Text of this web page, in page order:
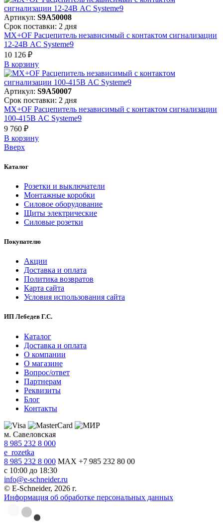
Артикул: S9A50008
Срок поставки: 2 дня
MX+OF Расцепитель независимый с контактом сигнализации
12-24В AC Systeme9
10 126 ₽
В корзинy
Артикул: S9A50007
Срок поставки: 2 дня
MX+OF Расцепитель независимый с контактом сигнализации
100-415В AC Systeme9
9 760 ₽
В корзинy
Вверх
Каталог
Розетки и выключатели
Монтажные коробки
Силовое оборудование
Щиты электрические
Силовые розетки
Покупателю
Акции
Доставка и оплата
Политика возвратов
Карта сайта
Условия использования сайта
ИП Лебедев Г.С.
Каталог
Доставка и оплата
О компании
О магазине
Вопрос/ответ
Партнерам
Реквизиты
Блог
Контакты
м. Савеловская
8 985 232 8 000
e_rozetka
8 985 232 8 000 MAX +7 985 232 80 00
с 10:00 до 18:30
info@e-schneider.ru
© E-Schneider, 2026 г.
Информация об обработке персональных данных